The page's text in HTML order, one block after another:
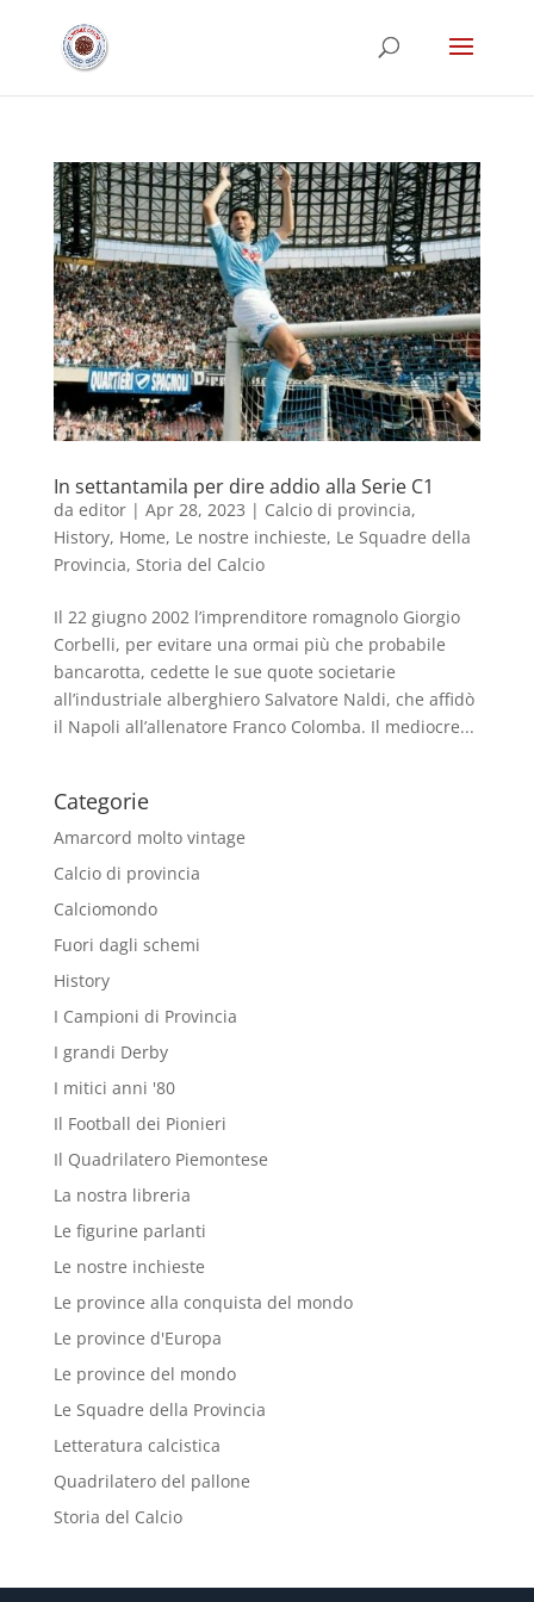
In settantamila per dire addio alla Serie C1
da editor| Apr 28, 2023 | Calcio di provincia,
History, Home, Le nostre inchieste, Le Squadre della
Provincia, Storia del Calcio
Il 22 giugno 2002 l’imprenditore romagnolo Giorgio
Corbelli, per evitare una ormai più che probabile
bancarotta, cedette le sue quote societarie
all’industriale alberghiero Salvatore Naldi, che affidò
il Napoli all’allenatore Franco Colomba. Il mediocre...
Categorie
Amarcord molto vintage
Calcio di provincia
Calciomondo
Fuori dagli schemi
History
I Campioni di Provincia
I grandi Derby
I mitici anni '80
Il Football dei Pionieri
Il Quadrilatero Piemontese
La nostra libreria
Le figurine parlanti
Le nostre inchieste
Le province alla conquista del mondo
Le province d'Europa
Le province del mondo
Le Squadre della Provincia
Letteratura calcistica
Quadrilatero del pallone
Storia del Calcio